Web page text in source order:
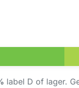
label D of lager.